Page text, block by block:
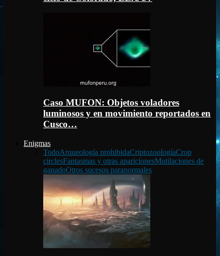
Caso MUFON: Objetos voladores
luminosos y en movimiento reportados en
Cusco…
Enigmas
TodoArqueología prohibidaCriptozoologíaCrop
circlesFantasmas y otras aparicionesMutilaciones de
ganadoOtros sucesos paranormales